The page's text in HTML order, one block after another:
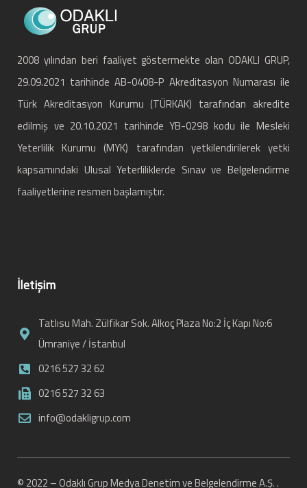
2008 yılından beri faaliyet göstermekte olan ODAKLI GRUP,
29.09.2021 tarihinde AB-0408-P Akreditasyon Numarası ile
Türk Akreditasyon Kurumu (TÜRKAK) tarafından akredite
edilmiş ve 20.10.2021 tarihinde YB-0298 kodu ile Mesleki
Yeterlilik Kurumu (MYK) tarafından yetkilendirilerek yetki
kapsamındaki Ulusal Yeterliliklerde Sınav ve Belgelendirme
faaliyetlerine resmen başlamıştır.
İletişim
Tatlısu Mah. Zülfikar Sok. Alkoç Plaza No:2 İç Kapı No:6
Ümraniye / İstanbul
0216 527 32 62
0216 527 32 63
info@odakligrup.com
© 2022 – Odaklı Grup Medya Denetim ve Belgelendirme A.Ş. .